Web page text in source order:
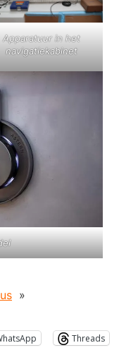
Apparatuur in het
navigatiekabinet
»
Threads